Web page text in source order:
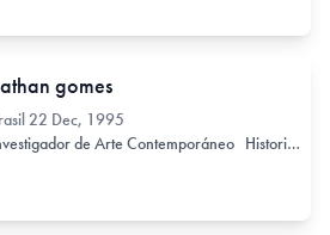
gomes
22 Dec, 1995
de Arte Contemporáneo Historiador de Arte Contemporáneo